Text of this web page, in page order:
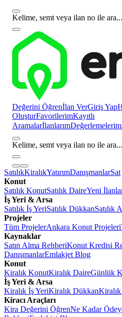
Kelime, semt veya ilan no ile ara...
Değerini Öğrenİlan VerGiriş Yap
OluşturFavorilerimKayıtlı
AramalarİlanlarımDeğerlemelerim
Kelime, semt veya ilan no ile ara...
SatılıkKiralıkYatırımDanışmanlarSat
Konut
Satılık KonutSatılık DaireYeni
İş Yeri & Arsa
Satılık İş YeriSatılık DükkanSatılık
Projeler
Tüm ProjelerAnkara Konut Projeleri
Kaynaklar
Satın Alma RehberiKonut Kredisi
DanışmanlarEmlakjet Blog
Konut
Kiralık KonutKiralık DaireGünlük
İş Yeri & Arsa
Kiralık İş YeriKiralık DükkanKiralık
Kiracı Araçları
Kira Değerini ÖğrenNe Kadar